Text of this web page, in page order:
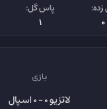
0
پاس گل:
1
بازی
لاتزیو0 - 0 اسپال